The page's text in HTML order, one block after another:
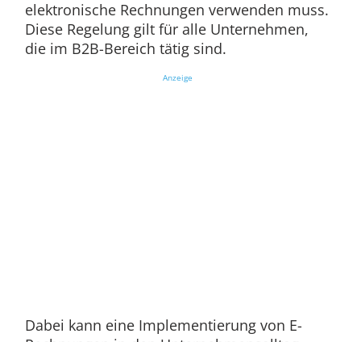
elektronische Rechnungen verwenden muss.
Diese Regelung gilt für alle Unternehmen,
die im B2B-Bereich tätig sind.
Anzeige
Dabei kann eine Implementierung von E-